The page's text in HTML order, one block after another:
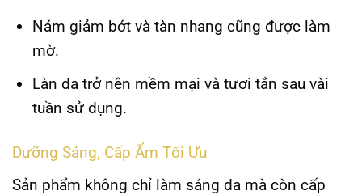
Nám giảm bớtvà tàn nhang cũng được làm
mờ.
Làn da trở nên mềm mại và tươi tắn sau vài
tuần sử dụng.
Dưỡng Sáng, Cấp Ẩm Tối Ưu
Sản phẩm không chỉ làm sáng da mà còn cấp